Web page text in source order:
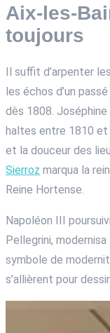
Aix-les-
toujours
Il suffit d’arpenter
les échos d’un
dès 1808.
haltes entre 1810
et la douceur des
Sierroz marqua la
Reine Hortense.
Napoléon III
Pellegrini,
symbole de
s’allièrent pour